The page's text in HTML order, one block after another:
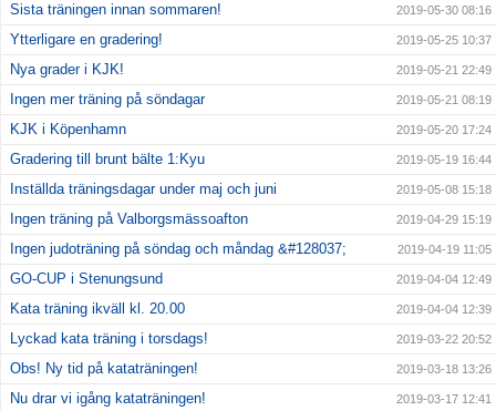
Sista träningen innan sommaren! 2019-05-30 08:16
Ytterligare en gradering! 2019-05-25 10:37
Nya grader i KJK! 2019-05-21 22:49
Ingen mer träning på söndagar 2019-05-21 08:19
KJK i Köpenhamn 2019-05-20 17:24
Gradering till brunt bälte 1:Kyu 2019-05-19 16:44
Inställda träningsdagar under maj och juni 2019-05-08 15:18
Ingen träning på Valborgsmässoafton 2019-04-29 15:19
Ingen judoträning på söndag och måndag &#128037; 2019-04-19 11:05
GO-CUP i Stenungsund 2019-04-04 12:49
Kata träning ikväll kl. 20.00 2019-04-04 12:39
Lyckad kata träning i torsdags! 2019-03-22 20:52
Obs! Ny tid på kataträningen! 2019-03-18 13:26
Nu drar vi igång kataträningen! 2019-03-17 12:41